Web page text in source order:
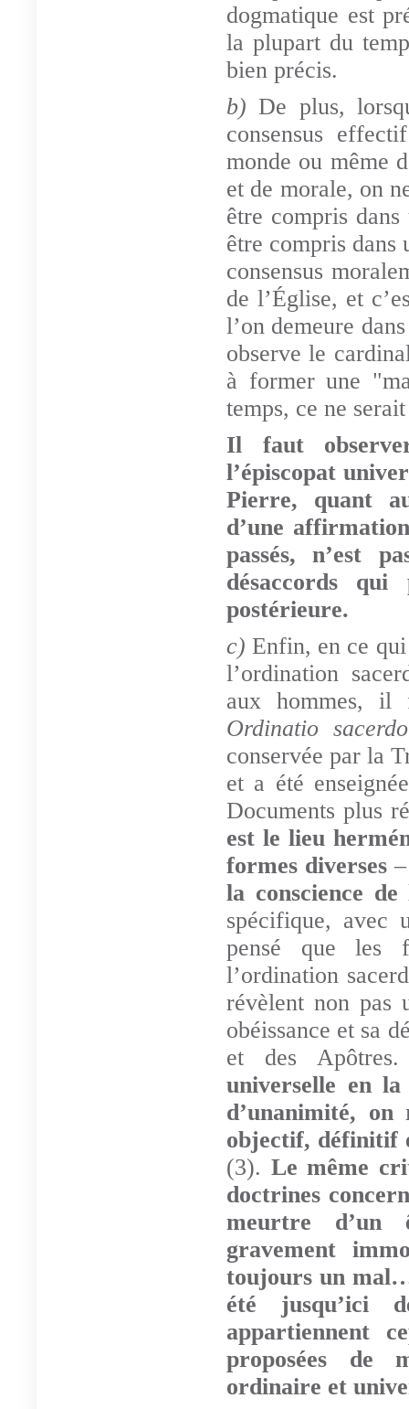
dogmatique est
la plupart du
bien précis.
b)De plus,
consensus
monde ou même
et de morale, on
être compris
être compris dans
consensus
de l’Église, et
l’on demeure
observe le
à former une
temps, ce ne
Il faut
l’épiscopat
Pierre, quant
d’une
passés, n’est
désaccords
postérieure.
c)Enfin, en ce qui
l’ordination
aux hommes, il
Ordinatio
conservée par la
et a été
Documents plus
est le lieu
formes diverses
la conscience
spécifique, avec
pensé que les
l’ordination
révèlent non pas
obéissance et sa
et des
universelle en
d’unanimité, on
objectif, définitif
(3). Le même
doctrines
meurtre d’un
gravement
toujours un mal…
été jusqu’ici
appartiennent
proposées de
ordinaire et